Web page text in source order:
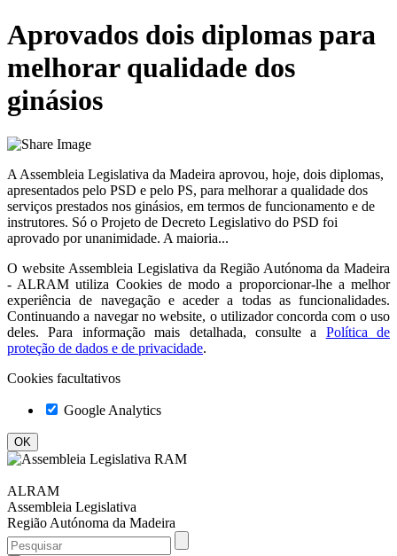
Aprovados dois diplomas para
melhorar qualidade dos
ginásios
A Assembleia Legislativa da Madeira aprovou, hoje, dois diplomas,
apresentados pelo PSD e pelo PS, para melhorar a qualidade dos
serviços prestados nos ginásios, em termos de funcionamento e de
instrutores. Só o Projeto de Decreto Legislativo do PSD foi
aprovado por unanimidade. A maioria...
O website Assembleia Legislativa da Região Autónoma da Madeira
- ALRAM utiliza Cookies de modo a proporcionar-lhe a melhor
experiência de navegação e aceder a todas as funcionalidades.
Continuando a navegar no website, o utilizador concorda com o uso
deles. Para informação mais detalhada, consulte a
Política de
proteção de dados e de privacidade.
Cookies facultativos
Google Analytics
ALRAM
Assembleia Legislativa
Região Autónoma da Madeira